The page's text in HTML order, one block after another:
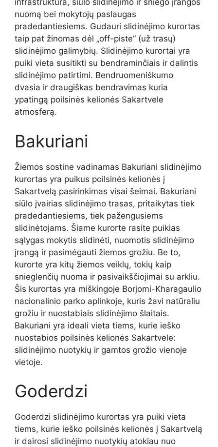
infrastruktūra, siūlo slidinėjimo ir sniego įrangos
nuomą bei mokytojų paslaugas
pradedantiesiems. Gudauri slidinėjimo kurortas
taip pat žinomas dėl „off-piste“ (už trasų)
slidinėjimo galimybių. Slidinėjimo kurortai yra
puiki vieta susitikti su bendraminčiais ir dalintis
slidinėjimo patirtimi. Bendruomeniškumo
dvasia ir draugiškas bendravimas kuria
ypatingą poilsinės kelionės Sakartvele
atmosferą.
Bakuriani
Žiemos sostine vadinamas Bakuriani slidinėjimo
kurortas yra puikus poilsinės kelionės į
Sakartvelą pasirinkimas visai šeimai. Bakuriani
siūlo įvairias slidinėjimo trasas, pritaikytas tiek
pradedantiesiems, tiek pažengusiems
slidinėtojams. Šiame kurorte rasite puikias
sąlygas mokytis slidinėti, nuomotis slidinėjimo
įrangą ir pasimėgauti žiemos grožiu. Be to,
kurorte yra kitų žiemos veiklų, tokių kaip
snieglenčių nuoma ir pasivaikščiojimai su arkliu.
Šis kurortas yra miškingoje Borjomi-Kharagaulio
nacionalinio parko aplinkoje, kuris žavi natūraliu
grožiu ir nuostabiais slidinėjimo šlaitais.
Bakuriani yra ideali vieta tiems, kurie ieško
nuostabios poilsinės kelionės Sakartvele:
slidinėjimo nuotykių ir gamtos grožio vienoje
vietoje.
Goderdzi
Goderdzi slidinėjimo kurortas yra puiki vieta
tiems, kurie ieško poilsinės kelionės į Sakartvelą
ir dairosi slidinėjimo nuotykių atokiau nuo